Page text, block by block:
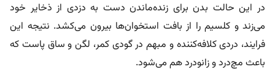
در این حالت بدن برای زنده‌ماندن دست به دزدی از ذخایر خود
می‌زند و کلسیم را از بافت استخوان‌ها بیرون می‌کشد. نتیجه این
فرایند، دردی کلافه‌کننده و مبهم در گودی کمر، لگن و ساق پاست که
باعث مچ‌درد و زانو‌درد هم می‌شود.